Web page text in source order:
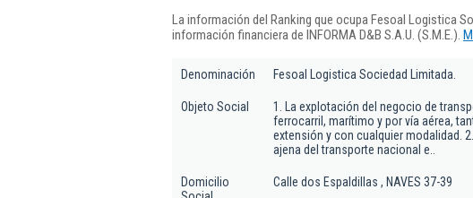
La información del Ranking que ocupa Fesoal Logistica
información financiera de INFORMA D&B S.A.U. (S.M.E.).
Denominación Fesoal Logistica Sociedad Limitada.
Objeto Social
1. La explotación del negocio de
ferrocarril, marítimo y por vía aérea,
extensión y con cualquier modalidad.
ajena del transporte nacional e..
Domicilio
Calle dos Espaldillas , NAVES 37-39